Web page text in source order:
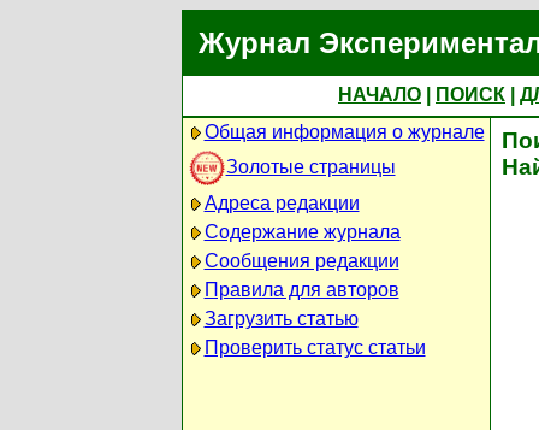
Журнал
НАЧАЛО ПОИСК
Общая информация о журнале
Золотые страницы
Адреса редакции
Содержание журнала
Сообщения редакции
Правила для авторов
Загрузить статью
Проверить статус статьи